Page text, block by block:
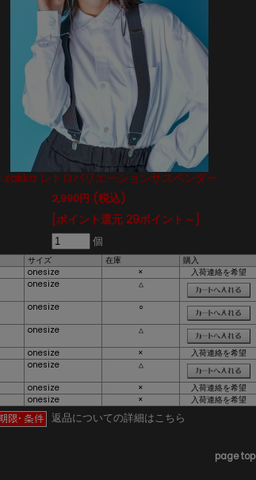
レトロバリエーションサスペンダー
2,990円 (税込)
[ポイント還元 29ポイント～]
個
サイズ 在庫
購入
onesize ×
入荷連絡を希望
onesize
△
onesize
○
onesize
△
onesize ×
入荷連絡を希望
onesize
△
onesize ×
入荷連絡を希望
onesize × 入荷連絡を希望
返品についての詳細はこちら
page top